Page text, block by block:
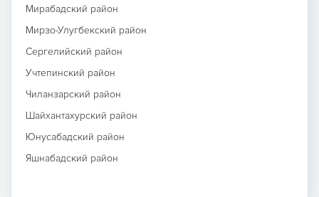
Мирабадский район
Мирзо-Улугбекский район
Сергелийский район
Учтепинский район
Чиланзарский район
Шайхантахурский район
Юнусабадский район
Яшнабадский район